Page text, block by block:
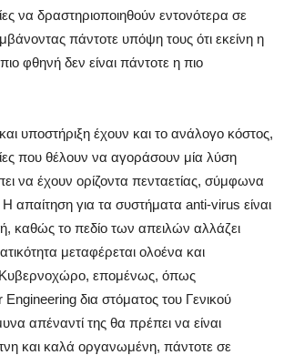
να δραστηριοποιηθούν εντονότερα σε
πάντοτε υπόψη τους ότι εκείνη η
φθηνή δεν είναι πάντοτε η πιο
υποστήριξη έχουν και το ανάλογο κόστος,
που θέλουν να αγοράσουν μία λύση
να έχουν ορίζοντα πενταετίας, σύμφωνα
απαίτηση για τα συστήματα anti-virus είναι
καθώς το πεδίο των απειλών αλλάζει
μεταφέρεται ολοένα και
Κυβερνοχώρο, επομένως, όπως
δια στόματος του Γενικού
απέναντί της θα πρέπει να είναι
και καλά οργανωμένη, πάντοτε σε